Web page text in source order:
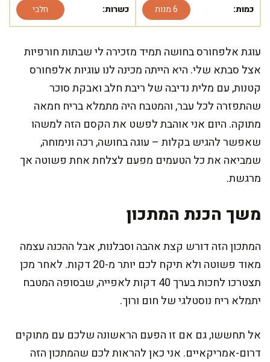
כמות: 6 מנות כשרות: חלבי
עוגת אלפחורס בחושה תמיד מזכירה לי שבתות חורפיות
אצל סבתא שלי. היא הייתה מכינה לנו עוגיות אלפחורס
קטנות, עם מלית נדיבה של ריבת חלב ואבקת סוכר
שהתפזרה לכל עבר, והמטבח היה מתמלא בריח חמאה
מתוקה. היום אני אוהבת לפשט את הקסם הזה למשהו
שאפשר להגיש בקלות – עוגה בחושה, רכה ונימוחה,
שמביאה את כל הטעמים מפעם לצלחת אחת פשוטה אך
מרגשת.
משך הכנת המתכון
המתכון הזה דורש קצת אהבה וסבלנות, אבל ההכנה עצמה
מאוד פשוטה ולא תיקח לכם יותר מ-20 דקות. לאחר מכן
תצטרכו לחכות בערך 40 דקות לאפייה, שבסופה המטבח
יתמלא ריח נוסטלגי של חום ורוך.
אל תחששו, גם אם זו הפעם הראשונה שלכם עם מתוקים
דרום-אמריקאיים. אני כאן להראות לכם שהמתכון הזה